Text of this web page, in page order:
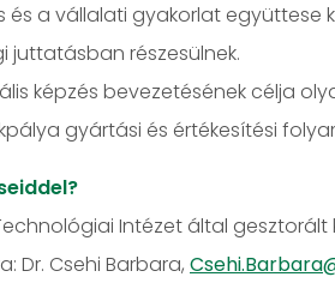
és a vállalati gyakorlat
részesülnek.
képzés bevezetésének célja
gyártási és értékesítési
Intézet által
Dr. Csehi Barbara,